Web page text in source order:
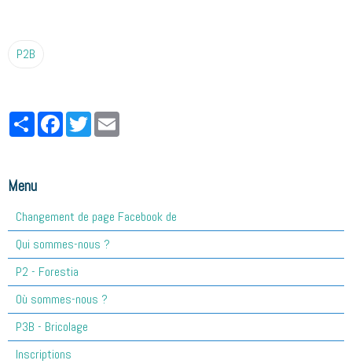
P2B
PartagerFacebookTwitter
Menu
Changement de page Facebook de
Qui sommes-nous ?
P2 - Forestia
Où sommes-nous ?
P3B - Bricolage
Inscriptions